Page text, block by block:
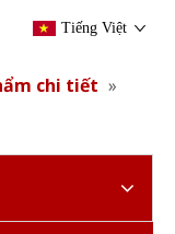
Tiếng Việt
chi tiết »